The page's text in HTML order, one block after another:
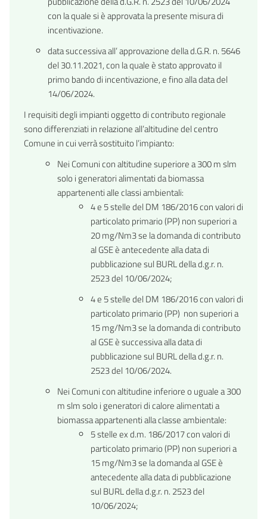
con la quale si è approvata la presente misura di
incentivazione.
data successiva all’ approvazione della d.G.R. n. 5646
del 30.11.2021, con la quale è stato approvato il
primo bando di incentivazione, e fino alla data del
14/06/2024.
I requisiti degli impianti oggetto di contributo regionale
sono differenziati in relazione all’altitudine del centro
Comune in cui verrà sostituito l’impianto:
Nei Comuni con altitudine superiore a 300 m slm
solo i generatori alimentati da biomassa
appartenenti alle classi ambientali:
4 e 5 stelle del DM 186/2016 con valori di
particolato primario (PP) non superiori a
20 mg/Nm3 se la domanda di contributo
al GSE è antecedente alla data di
pubblicazione sul BURL della d.g.r. n.
2523 del 10/06/2024;
4 e 5 stelle del DM 186/2016 con valori di
particolato primario (PP) non superiori a
15 mg/Nm3 se la domanda di contributo
al GSE è successiva alla data di
pubblicazione sul BURL della d.g.r. n.
2523 del 10/06/2024.
Nei Comuni con altitudine inferiore o uguale a 300
m slm solo i generatori di calore alimentati a
biomassa appartenenti alla classe ambientale:
5 stelle ex d.m. 186/2017 con valori di
particolato primario (PP) non superiori a
15 mg/Nm3 se la domanda al GSE è
antecedente alla data di pubblicazione
sul BURL della d.g.r. n. 2523 del
10/06/2024;